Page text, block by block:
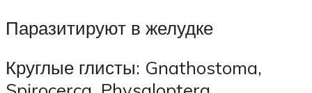
Паразитируют в желудке
Круглые глисты: Gnathostoma,